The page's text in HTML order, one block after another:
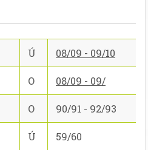
Ú 08/09 - 09/10
O 08/09 - 09/
O 90/91 - 92/93
Ú 59/60